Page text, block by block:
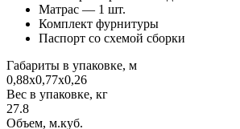
Матрас — 1 шт.
Комплект фурнитуры
Паспорт со схемой сборки
Габариты в упаковке, м
0,88х0,77х0,26
Вес в упаковке, кг
27.8
Объем, м.куб.